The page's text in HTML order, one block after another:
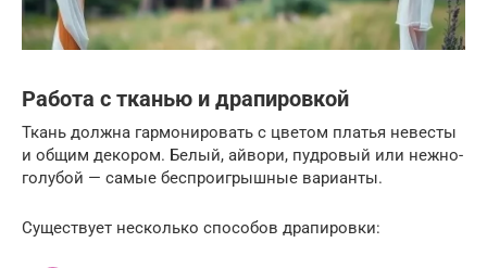
Работа с тканью и драпировкой
Ткань должна гармонировать с цветом платья невесты
и общим декором. Белый, айвори, пудровый или нежно-
голубой — самые беспроигрышные варианты.
Существует несколько способов драпировки: